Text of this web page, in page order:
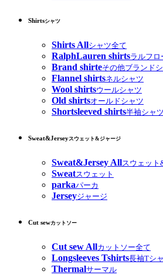
Shirtsシャツ
Shirts Allシャツ全て
RalphLauren shirtsラルフロ
Brand shirteその他ブランド
Flannel shirtsネルシャツ
Wool shirtsウールシャツ
Old shirtsオールドシャツ
Shortsleeved shirts半袖シャツ
Sweat&Jerseyスウェット&ジャージ
Sweat&Jersey Allスウェット
Sweatスウェット
parkaパーカ
Jerseyジャージ
Cut sewカットソー
Cut sew Allカットソー全て
Longsleeves Tshirts長袖Tシ
Thermalサーマル